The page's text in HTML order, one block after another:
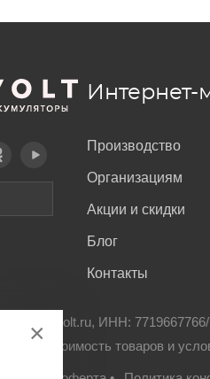
×
Интернет-
Производство
Организациям
Акции и скидки
Блог
Контакты
neovolt.ru, ИНН:
стоимость товаров и